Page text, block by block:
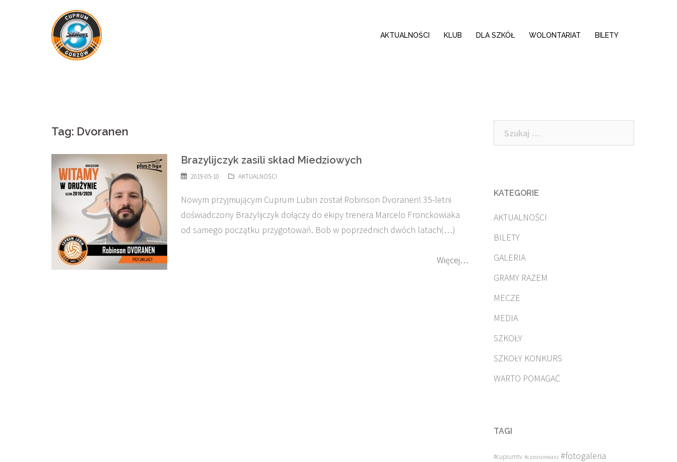
AKTUALNOŚCI KLUB DLA SZKÓŁ WOLONTARIAT BILETY
Tag: Dvoranen
Brazylijczyk zasili skład Miedziowych
2019-05-10 AKTUALNOŚCI
Nowym przyjmującym Cuprum Lubin został Robinson Dvoranen! 35-letni
doświadczony Brazylijczyk dołączy do ekipy trenera Marcelo Fronckowiaka
od samego początku przygotowań. Bob w poprzednich dwóch latach(…)
Więcej…
Szukaj:
KATEGORIE
AKTUALNOŚCI
BILETY
GALERIA
GRAMY RAZEM
MECZE
MEDIA
SZKOŁY
SZKOŁY KONKURS
WARTO POMAGAĆ
TAGI
#cuprumtv #czasnarewanż #fotogaleria